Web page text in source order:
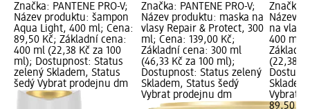
Značka: PANTENE PRO-V;
Název produktu: šampon
Aqua Light, 400 ml; Cena:
89,50 Kč; Základní cena:
400 ml (22,38 Kč za 100
ml); Dostupnost: Status
zelený Skladem, Status
šedý Vybrat prodejnu dm
Značka: PANTENE PRO-V;
Název produktu: maska na
vlasy Repair & Protect, 300
ml; Cena: 139,00 Kč;
Základní cena: 300 ml
(46,33 Kč za 100 ml);
Dostupnost: Status zelený
Skladem, Status šedý
Vybrat prodejnu dm
Značka:
Název
na vlasy
400 ml;
(22,38
Vybrat
89,50 Kč